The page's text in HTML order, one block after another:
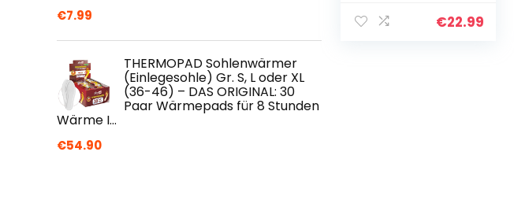
€7.99
THERMOPAD Sohlenwärmer
(Einlegesohle) Gr. S, L oder XL
(36-46) – DAS ORIGINAL: 30
Paar Wärmepads für 8 Stunden
Wärme I…
€54.90
Toilettenbeutel
€22.99